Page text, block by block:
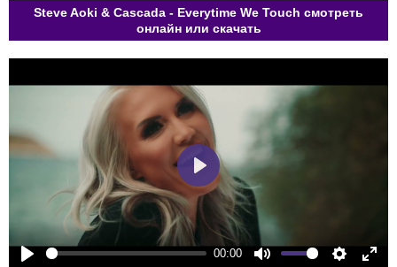
Steve Aoki & Cascada - Everytime We Touch смотреть
онлайн или скачать
00:00
Play